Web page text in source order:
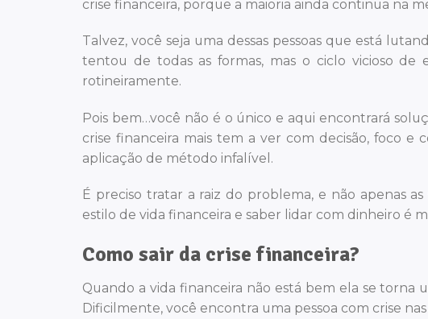
crise financeira, porque a maioria ainda continua na
Talvez, você seja uma dessas pessoas que está
tentou de todas as formas, mas o ciclo vicioso de
rotineiramente.
Pois bem…você não é o único e aqui encontrará
crise financeira mais tem a ver com decisão, foco
aplicação de método infalível.
É preciso tratar a raiz do problema, e não apenas
estilo de vida financeira e saber lidar com dinheiro é
Como sair da crise financeira?
Quando a vida financeira não está bem ela se torna
Dificilmente, você encontra uma pessoa com crise